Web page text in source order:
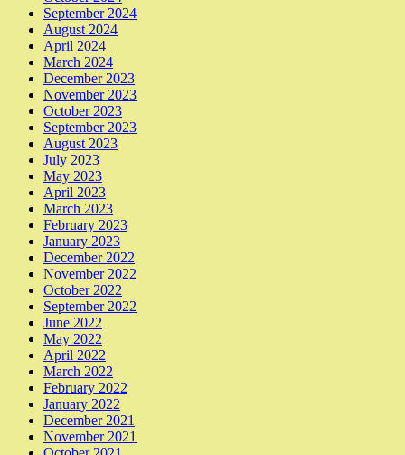
September 2024
August 2024
April 2024
March 2024
December 2023
November 2023
October 2023
September 2023
August 2023
July 2023
May 2023
April 2023
March 2023
February 2023
January 2023
December 2022
November 2022
October 2022
September 2022
June 2022
May 2022
April 2022
March 2022
February 2022
January 2022
December 2021
November 2021